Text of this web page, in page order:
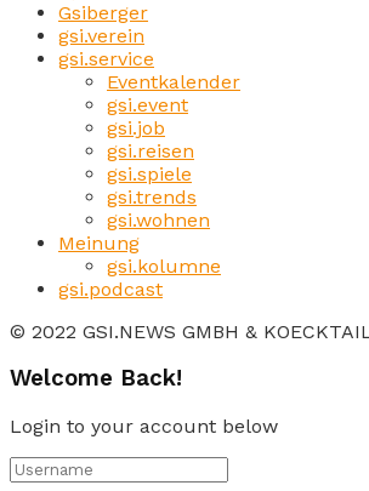
Gsiberger
gsi.verein
gsi.service
Eventkalender
gsi.event
gsi.job
gsi.reisen
gsi.spiele
gsi.trends
gsi.wohnen
Meinung
gsi.kolumne
gsi.podcast
© 2022 GSI.NEWS GMBH &
Welcome Back!
Login to your account below